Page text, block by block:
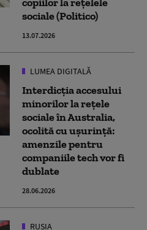
sociale (Politico)
13.07.2026
LUMEA DIGITALĂ
Interdicția accesului
minorilor la rețele
sociale în Australia,
ocolită cu ușurință:
amenzile pentru
companiile tech vor fi
dublate
28.06.2026
RUSIA